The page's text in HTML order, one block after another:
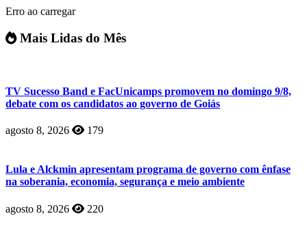
Erro ao carregar
Mais Lidas do Mês
TV Sucesso Band e FacUnicamps promovem no domingo 9/8,
debate com os candidatos ao governo de Goiás
agosto 8, 2026 179
Lula e Alckmin apresentam programa de governo com ênfase
na soberania, economia, segurança e meio ambiente
agosto 8, 2026 220